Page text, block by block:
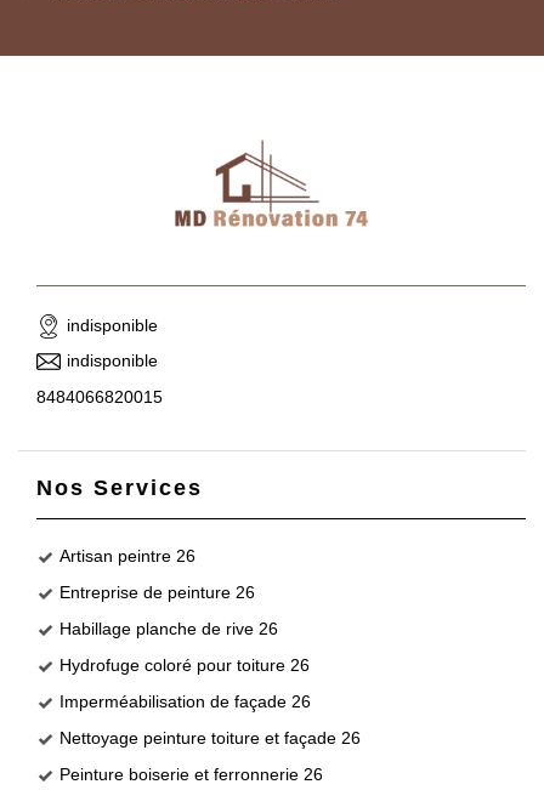
indisponible
indisponible
8484066820015
Nos Services
Artisan peintre 26
Entreprise de peinture 26
Habillage planche de rive 26
Hydrofuge coloré pour toiture 26
Imperméabilisation de façade 26
Nettoyage peinture toiture et façade 26
Peinture boiserie et ferronnerie 26